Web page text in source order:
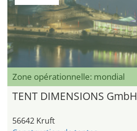
Zone opérationnelle: mondial
TENT DIMENSIONS GmbH
56642 Kruft